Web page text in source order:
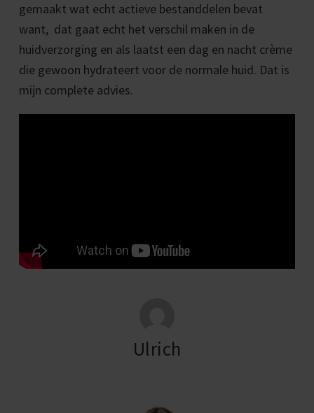
gemaakt wat echt actieve bestanddelen bevat
want, dat gaat echt het verschil maken in de
huidverzorging en als laatst een dag en nacht crème
die gewoon hydrateert voor de normale huid. Dat is
mijn complete advies.
Ulrich